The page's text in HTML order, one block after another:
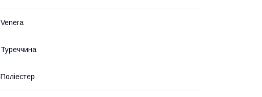
Venera
Туреччина
Поліестер